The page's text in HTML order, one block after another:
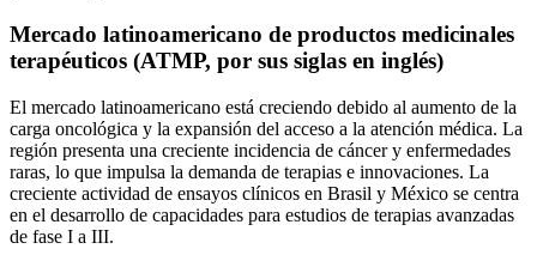
Mercado latinoamericano de productos medicinales
terapéuticos (ATMP, por sus siglas en inglés)
El mercado latinoamericano está creciendo debido al aumento de la
carga oncológica y la expansión del acceso a la atención médica. La
región presenta una creciente incidencia de cáncer y enfermedades
raras, lo que impulsa la demanda de terapias e innovaciones. La
creciente actividad de ensayos clínicos en Brasil y México se centra
en el desarrollo de capacidades para estudios de terapias avanzadas
de fase I a III.